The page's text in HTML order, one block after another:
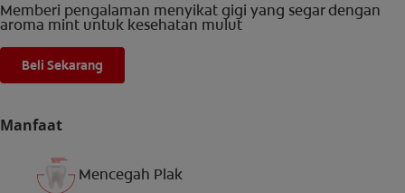
Memberi pengalaman menyikat gigi yang segar dengan
aroma mint untuk kesehatan mulut
Beli Sekarang
Manfaat
Mencegah Plak